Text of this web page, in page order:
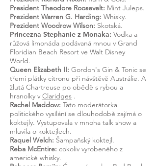
President Theodore Roosevelt: Mint Juleps.
Prezident Warren G. Harding: Whisky.
Prezident Woodrow Wilson: Skotská.
Princezna Stephanie z Monaka: Vodka a
růžová limonáda podávaná mnou v Grand
Floridian Beach Resort ve Walt Disney
World.
Queen Elizabeth II: Gordon's Gin & Tonic se
třemi plátky citronu při návštěvě Austrálie. A
žlutá Chartreuse po obědě s rybou a
hranolky v Claridges .
Rachel Maddow: Tato moderátorka
politického vysílání se dlouhodobě zajímá o
koktejly. Vystupovala v mnoha talk show a
mluvila o koktejlech.
Raquel Welch: Šampaňský koktejl.
Reba McEntire: cokoliv vyrobeného z
americké whisky.